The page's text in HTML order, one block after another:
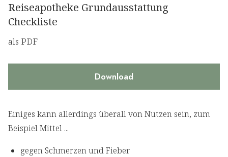
Reiseapotheke Grundausstattung
Checkliste
als PDF
Download
Einiges kann allerdings überall von Nutzen sein, zum
Beispiel Mittel ...
gegen Schmerzen und Fieber